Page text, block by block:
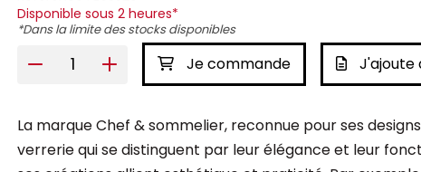
Disponible sous 2 heures*
*Dans la limite des stocks disponibles
Je commande J'ajoute
La marque Chef & sommelier, reconnue pour ses
verrerie qui se distinguent par leur élégance et leur